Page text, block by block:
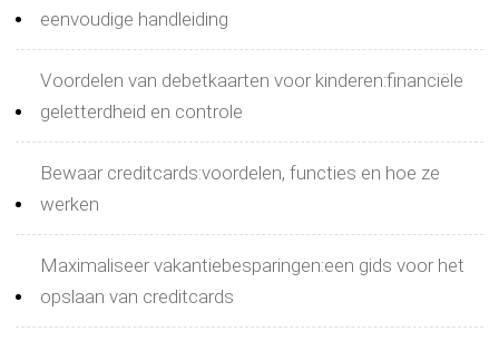
eenvoudige handleiding
Voordelen van debetkaarten voor kinderen:financiële
geletterdheid en controle
Bewaar creditcards:voordelen, functies en hoe ze
werken
Maximaliseer vakantiebesparingen:een gids voor het
opslaan van creditcards